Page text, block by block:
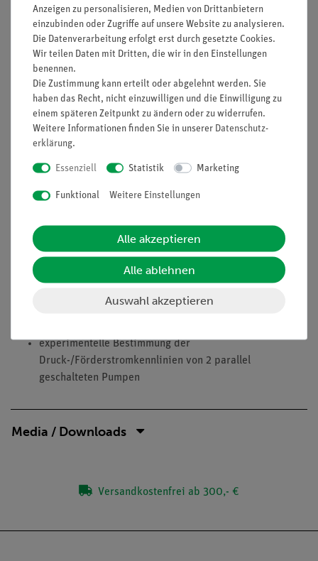
Viskositätsapparat zur Demonstration des Stoke'schen
Gesetzes
Verwendung verschiedener Typen von Manometern
(Mehrrohrmanometer, U-Rohr-Manometer und
Schrägmanometer)
Bernoulli-Gleichung und Verwendung eines Venturirohrs
als Durchflussmesser
Druckverluste in Krümmungen, Messung und Vergleich
Kennlinien von Kreiselpumpen
Druck-/Durchflusskennlinien einer Pumpe und
Bestimmung des Gesamtwirkungsgrads Reihenpumpen
experimentelle Bestimmung der
Druck-/Fördermengenkennlinien von 2 in Reihe
experimentelle Bestimmung der
Druck-/Förderstromkennlinien von 2 parallel
geschalteten Pumpen
Media / Downloads
Versandkostenfrei ab 300,- €
Anzeigen zu personalisieren, Medien von Drittanbietern
einzubinden oder Zugriffe auf unsere Website zu analysieren.
Die Datenverarbeitung erfolgt erst durch gesetzte Cookies.
Wir teilen Daten mit Dritten, die wir in den Einstellungen
benennen.
Die Zustimmung kann erteilt oder abgelehnt werden. Sie
haben das Recht, nicht einzuwilligen und die Einwilligung zu
einem späteren Zeitpunkt zu ändern oder zu widerrufen.
Weitere Informationen finden Sie in unserer Daten­schutz­
erklärung.
Essenziell Statistik Marketing
Funktional Weitere Einstellungen
Alle akzeptieren
Alle ablehnen
Auswahl akzeptieren